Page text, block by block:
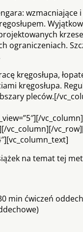
wzmacniające
ograniczeniach.
kręgosłupa,
kręgosłupa.
pleców.[/
vc_column][/
na temat tej
min ćwiczeń